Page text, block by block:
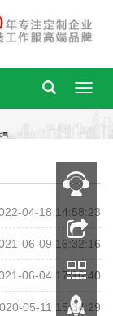
04-18 14:58:23
06-09 16:32:16
06-04 17:16:40
05-11 15:34:29